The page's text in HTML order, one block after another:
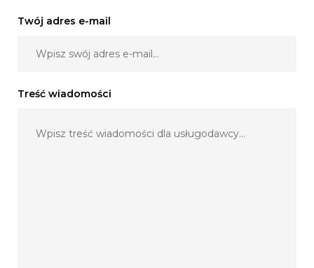
Twój adres e-mail
Treść wiadomości